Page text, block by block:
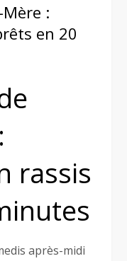
:
en 20
rassis
après-midi